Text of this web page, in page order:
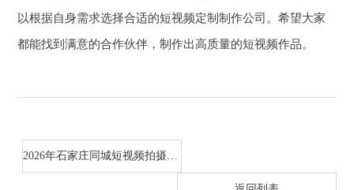
以根据自身需求选择合适的短视频定制制作公司。希望大家
都能找到满意的合作伙伴，制作出高质量的短视频作品。
2026年石家庄同城短视频拍摄哪家强？这份优选攻略别错过！